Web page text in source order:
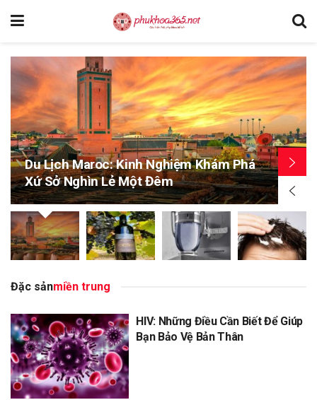
Du Lịch Maroc: Kinh Nghiệm Khám Phá
Xứ Sở Nghìn Lẻ Một Đêm
Đặc sảnmiền trung
HIV: Những Điều Cần Biết Để Giúp
Bạn Bảo Vệ Bản Thân